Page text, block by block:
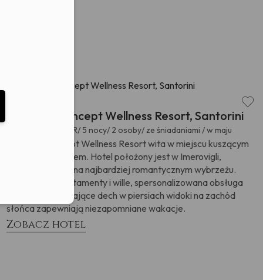
Andronis Concept Wellness Resort, Santorini
2 530 EUR/ 5 nocy/ 2 osoby/ ze śniadaniami / w maju
Andronis Concept Wellness Resort wita w miejscu kuszącym
pięknem i spokojem. Hotel położony jest w Imerovigli,
klejnocie wyspy, na najbardziej romantycznym wybrzeżu.
Luksusowe apartamenty i wille, spersonalizowana obsługa
Andronis i zapierające dech w piersiach widoki na zachód
słońca zapewniają niezapomniane wakacje.
Zobacz hotel
call
w formacie E164